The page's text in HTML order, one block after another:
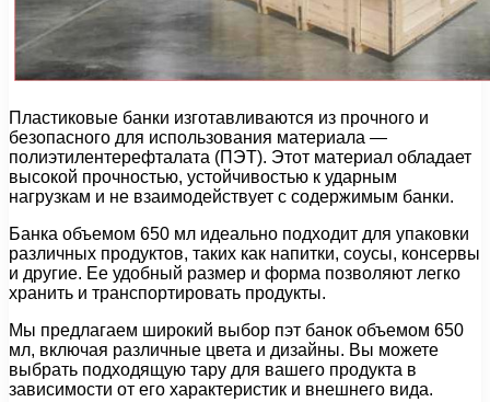
Пластиковые банки изготавливаются из прочного и
безопасного для использования материала —
полиэтилентерефталата (ПЭТ). Этот материал обладает
высокой прочностью, устойчивостью к ударным
нагрузкам и не взаимодействует с содержимым банки.
Банка объемом 650 мл идеально подходит для упаковки
различных продуктов, таких как напитки, соусы, консервы
и другие. Ее удобный размер и форма позволяют легко
хранить и транспортировать продукты.
Мы предлагаем широкий выбор пэт банок объемом 650
мл, включая различные цвета и дизайны. Вы можете
выбрать подходящую тару для вашего продукта в
зависимости от его характеристик и внешнего вида.